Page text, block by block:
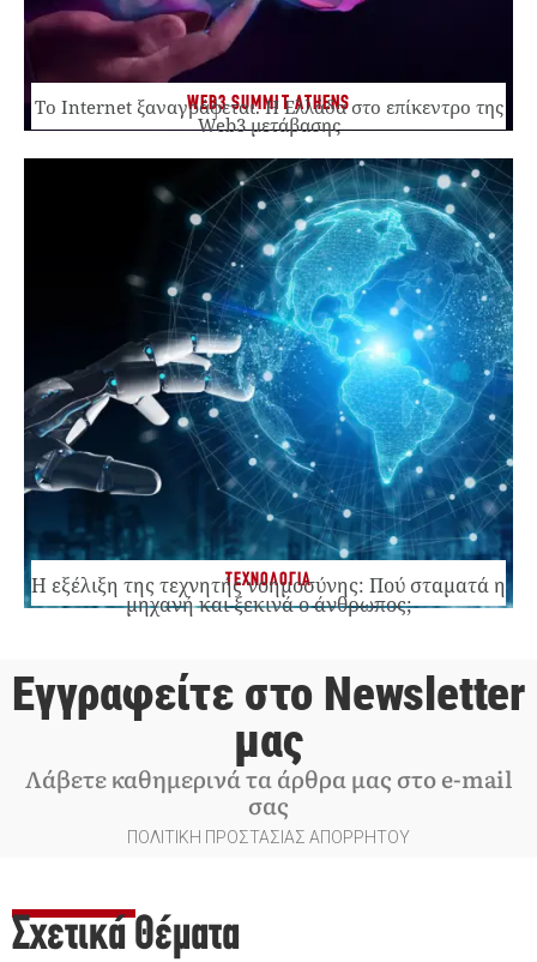
WEB3 SUMMIT ATHENS
Το Internet ξαναγράφεται. Η Ελλάδα στο επίκεντρο της
Web3 μετάβασης
ΤΕΧΝΟΛΟΓΙΑ
Η εξέλιξη της τεχνητής νοημοσύνης: Πού σταματά η
μηχανή και ξεκινά ο άνθρωπος;
Εγγραφείτε στο Newsletter
μας
Λάβετε καθημερινά τα άρθρα μας στο e-mail
σας
ΠΟΛΙΤΙΚΗ ΠΡΟΣΤΑΣΙΑΣ ΑΠΟΡΡΗΤΟΥ
Σχετικά Θέματα